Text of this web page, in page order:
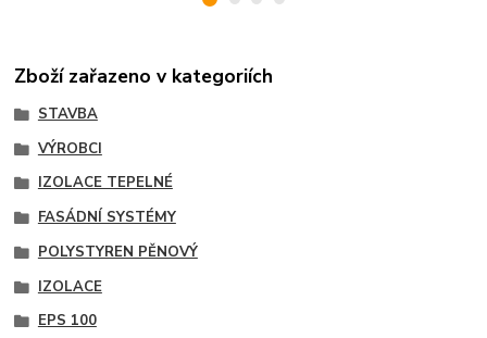
Zboží zařazeno v kategoriích
STAVBA
VÝROBCI
IZOLACE TEPELNÉ
FASÁDNÍ SYSTÉMY
POLYSTYREN PĚNOVÝ
IZOLACE
EPS 100